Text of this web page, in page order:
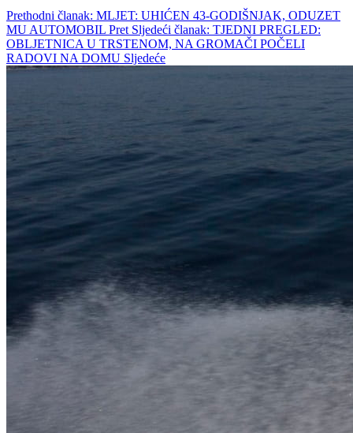
Prethodni članak: MLJET: UHIĆEN 43-GODIŠNJAK, ODUZET
MU AUTOMOBIL Pret Sljedeći članak: TJEDNI PREGLED:
OBLJETNICA U TRSTENOM, NA GROMAČI POČELI
RADOVI NA DOMU Sljedeće